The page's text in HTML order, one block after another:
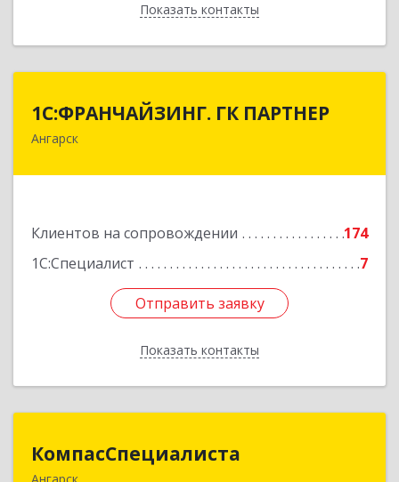
Показать контакты
Назад
1С:ФРАНЧАЙЗИНГ. ГК ПАРТНЕР
Ангарск
Клиентов на сопровождении
174
1С:Специалист
7
Отправить заявку
Показать контакты
1С:ФРАНЧАЙЗИНГ. ГК ПАРТНЕР
Отправить заявку
Назад
КомпасСпециалиста
Ангарск